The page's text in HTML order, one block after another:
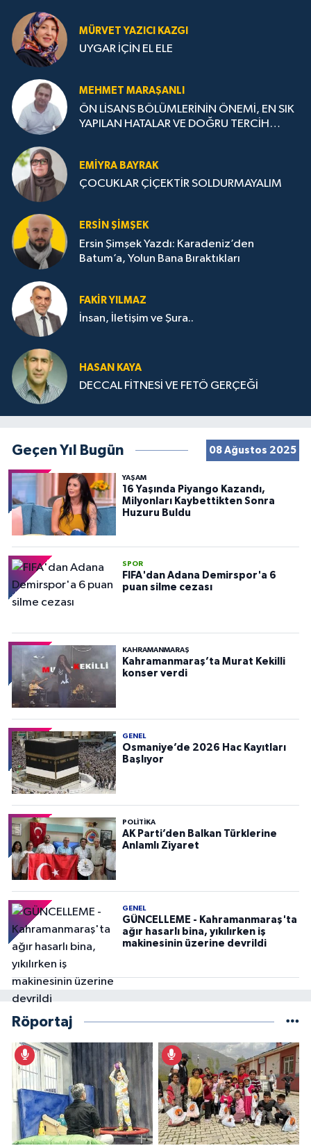
MÜRVET YAZICI KAZGI
UYGAR İÇİN EL ELE
MEHMET MARAŞANLI
ÖN LİSANS BÖLÜMLERİNİN ÖNEMİ, EN SIK
YAPILAN HATALAR VE DOĞRU TERCİH
EMIYRA BAYRAK
ÇOCUKLAR ÇİÇEKTİR SOLDURMAYALIM
ERSIN ŞIMŞEK
Ersin Şimşek Yazdı: Karadeniz’den
Batum’a, Yolun Bana Bıraktıkları
FAKIR YILMAZ
İnsan, İletişim ve Şura..
HASAN KAYA
DECCAL FİTNESİ VE FETÖ GERÇEĞİ
Geçen Yıl Bugün 08 Ağustos 2025
YAŞAM
16 Yaşında Piyango Kazandı,
Milyonları Kaybettikten Sonra
Huzuru Buldu
SPOR
FIFA'dan Adana Demirspor'a 6
puan silme cezası
KAHRAMANMARAŞ
Kahramanmaraş’ta Murat Kekilli
konser verdi
GENEL
Osmaniye’de 2026 Hac Kayıtları
Başlıyor
POLITIKA
AK Parti’den Balkan Türklerine
Anlamlı Ziyaret
GENEL
GÜNCELLEME - Kahramanmaraş'ta
ağır hasarlı bina, yıkılırken iş
makinesinin üzerine devrildi
Röportaj